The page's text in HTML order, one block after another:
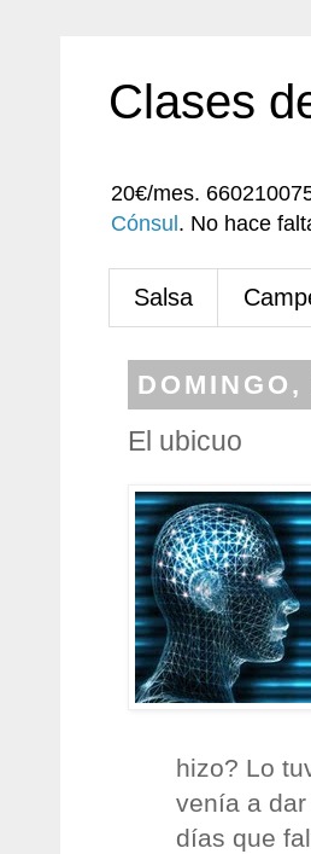
Clases
20€/mes.
Cónsul . No hace
Salsa
El ubicuo
hizo? Lo
venía a
días que